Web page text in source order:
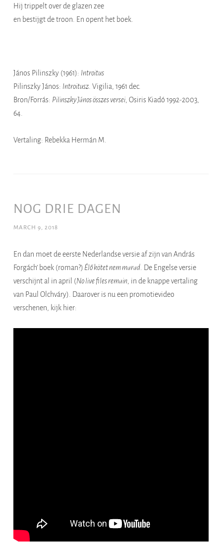
Hij trippelt over de glazen zee
en bestijgt de troon. En opent het boek.
János Pilinszky (1961): Introitus
Pilinszky János: Introitusz . Vigilia, 1961 dec.
Bron/Forrás: Pilinszky János összes versei , Osiris Kiadó 1992-2003,
64.
Vertaling: Rebekka Hermán M.
NOG DRIE DAGEN
MARCH 9, 2018
En dan moet de eerste Nederlandse versie af zijn van András
Forgách’ boek (roman?) Élő kötet nem marad . De Engelse versie
verschijnt al in april (No live files remain , in de knappe vertaling
van Paul Olchváry). Daarover is nu een promotievideo
verschenen, kijk hier: